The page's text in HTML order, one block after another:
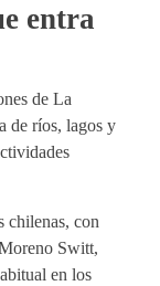
entra
de La
de ríos, lagos y
chilenas, con
Switt,
en los